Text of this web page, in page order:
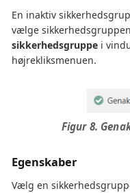
En inaktiv
vælge
sikkerhedsgruppe i
højrekliksmenuen.
Figur 8.
Egenskaber
Vælg en